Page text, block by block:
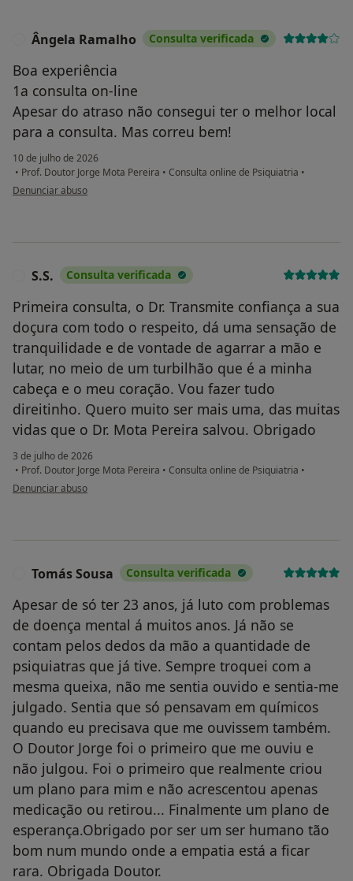
Ângela Ramalho Consulta verificada
Boa experiência
1a consulta on-line
Apesar do atraso não consegui ter o melhor local
para a consulta. Mas correu bem!
10 de julho de 2026
• Prof. Doutor Jorge Mota Pereira • Consulta online de Psiquiatria •
na opinião do utilizador Ângela Ramalho
Denunciar abuso
S.S. Consulta verificada
Primeira consulta, o Dr. Transmite confiança a sua
doçura com todo o respeito, dá uma sensação de
tranquilidade e de vontade de agarrar a mão e
lutar, no meio de um turbilhão que é a minha
cabeça e o meu coração. Vou fazer tudo
direitinho. Quero muito ser mais uma, das muitas
vidas que o Dr. Mota Pereira salvou. Obrigado
3 de julho de 2026
• Prof. Doutor Jorge Mota Pereira • Consulta online de Psiquiatria •
na opinião do utilizador S.S.
Denunciar abuso
Tomás Sousa Consulta verificada
Apesar de só ter 23 anos, já luto com problemas
de doença mental á muitos anos. Já não se
contam pelos dedos da mão a quantidade de
psiquiatras que já tive. Sempre troquei com a
mesma queixa, não me sentia ouvido e sentia-me
julgado. Sentia que só pensavam em químicos
quando eu precisava que me ouvissem também.
O Doutor Jorge foi o primeiro que me ouviu e
não julgou. Foi o primeiro que realmente criou
um plano para mim e não acrescentou apenas
medicação ou retirou... Finalmente um plano de
esperança.Obrigado por ser um ser humano tão
bom num mundo onde a empatia está a ficar
rara. Obrigada Doutor.